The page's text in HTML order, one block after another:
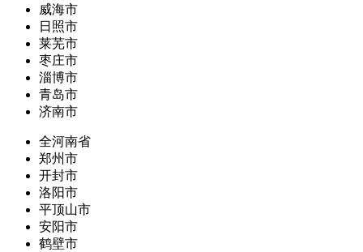
威海市
日照市
莱芜市
枣庄市
淄博市
青岛市
济南市
全河南省
郑州市
开封市
洛阳市
平顶山市
安阳市
鹤壁市